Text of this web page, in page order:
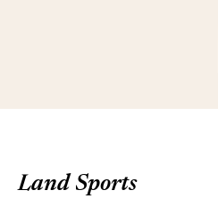
Land Sports